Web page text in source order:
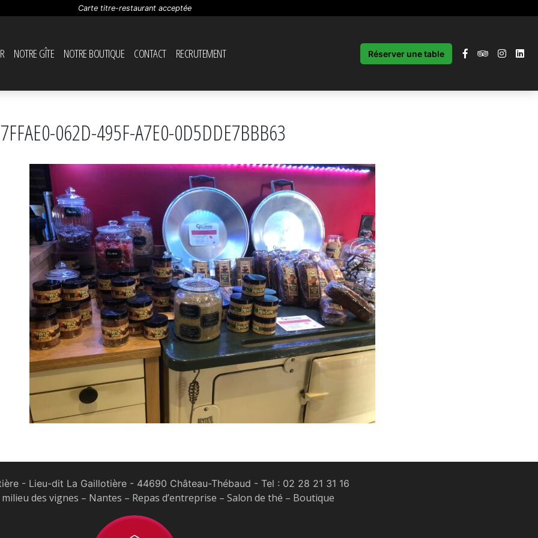
Carte titre-restaurant acceptée
NOTRE GÎTE NOTRE BOUTIQUE CONTACT RECRUTEMENT Réserver une table
062D-495F-A7E0-0D5DDE7BBB63
- Lieu-dit La Gaillotière - 44690 Château-Thébaud - Tel : 02 28 21 31 16
des vignes – Nantes – Repas d’entreprise – Salon de thé – Boutique